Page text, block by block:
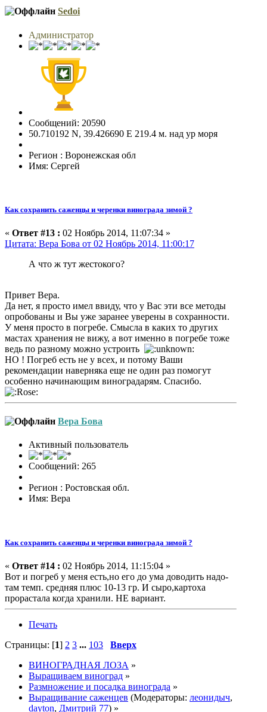
Sedoi
Администратор
Сообщений: 20590
50.710192 N, 39.426690 E 219.4 м. над ур моря
Регион : Воронежская обл
Имя: Сергей
Как сохранить саженцы и черенки винограда зимой ?
« Ответ #13 : 02 Ноябрь 2014, 11:07:34 »
Цитата: Вера Бова от 02 Ноябрь 2014, 11:00:17
А что ж тут жестокого?
Привет Вера.
Да нет, я просто имел ввиду, что у Вас эти все методы
опробованы и Вы уже заранее уверены в сохранности.
У меня просто в погребе. Смысла в каких то других
мастах хранения не вижу, а вот именно в погребе тоже
ведь по разному можно устроить
НО ! Погреб есть не у всех, и потому Ваши
рекомендации наверняка еще не один раз помогут
особенно начинающим виноградарям. Спасибо.
Вера Бова
Активный пользователь
Сообщений: 265
Регион : Ростовская обл.
Имя: Вера
Как сохранить саженцы и черенки винограда зимой ?
« Ответ #14 : 02 Ноябрь 2014, 11:15:04 »
Вот и погреб у меня есть,но его до ума доводить надо-
там темп. средняя плюс 10-13 гр. И сыро,картоха
прорастала когда хранили. НЕ вариант.
Печать
Страницы: [1] 2 3 ... 103
Вверх
ВИНОГРАДНАЯ ЛОЗА »
Выращиваем виноград »
Размножение и посадка винограда »
Выращивание саженцев (Модераторы: леонидыч,
dayton, Дмитрий 77) »